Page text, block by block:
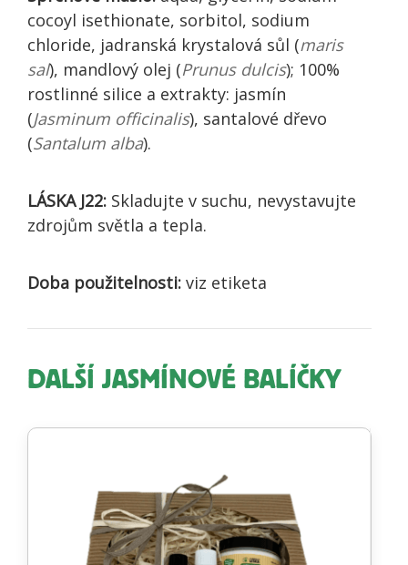
cocoyl isethionate, sorbitol, sodium
chloride, jadranská krystalová sůl (maris
sal), mandlový olej (Prunus dulcis); 100%
rostlinné silice a extrakty: jasmín
(Jasminum officinalis), santalové dřevo
(Santalum alba).
LÁSKA J22: Skladujte v suchu, nevystavujte
zdrojům světla a tepla.
Doba použitelnosti: viz etiketa
DALŠÍ JASMÍNOVÉ BALÍČKY